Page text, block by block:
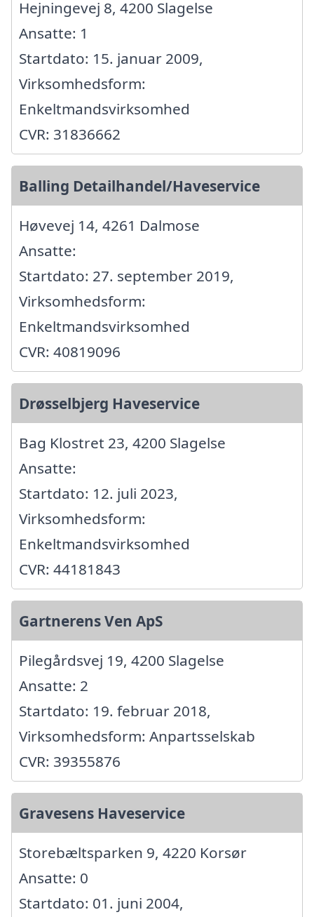
Hejningevej 8, 4200 Slagelse
Ansatte: 1
Startdato: 15. januar 2009,
Virksomhedsform:
Enkeltmandsvirksomhed
CVR: 31836662
Balling Detailhandel/Haveservice
Høvevej 14, 4261 Dalmose
Ansatte:
Startdato: 27. september 2019,
Virksomhedsform:
Enkeltmandsvirksomhed
CVR: 40819096
Drøsselbjerg Haveservice
Bag Klostret 23, 4200 Slagelse
Ansatte:
Startdato: 12. juli 2023,
Virksomhedsform:
Enkeltmandsvirksomhed
CVR: 44181843
Gartnerens Ven ApS
Pilegårdsvej 19, 4200 Slagelse
Ansatte: 2
Startdato: 19. februar 2018,
Virksomhedsform: Anpartsselskab
CVR: 39355876
Gravesens Haveservice
Storebæltsparken 9, 4220 Korsør
Ansatte: 0
Startdato: 01. juni 2004,